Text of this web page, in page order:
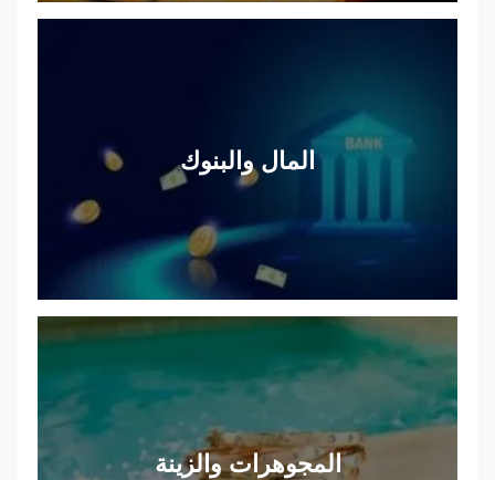
المال والبنوك
المجوهرات والزينة